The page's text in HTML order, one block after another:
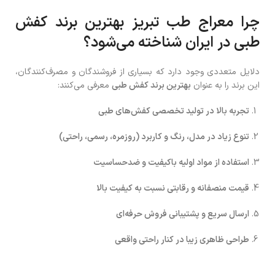
چرا معراج طب تبریز بهترین برند کفش
طبی در ایران شناخته می‌شود؟
دلایل متعددی وجود دارد که بسیاری از فروشندگان و مصرف‌کنندگان،
این برند را به عنوان بهترین برند کفش طبی معرفی می‌کنند:
تجربه بالا در تولید تخصصی کفش‌های طبی
تنوع زیاد در مدل، رنگ و کاربرد (روزمره، رسمی، راحتی)
استفاده از مواد اولیه باکیفیت و ضدحساسیت
قیمت منصفانه و رقابتی نسبت به کیفیت بالا
ارسال سریع و پشتیبانی فروش حرفه‌ای
طراحی ظاهری زیبا در کنار راحتی واقعی